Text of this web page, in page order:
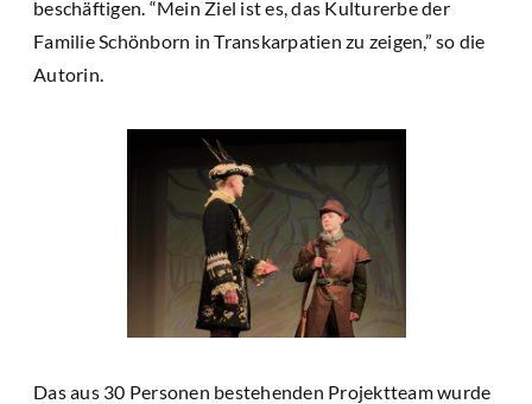
beschäftigen. “Mein Ziel ist es, das Kulturerbe der
Familie Schönborn in Transkarpatien zu zeigen,” so die
Autorin.
Das aus 30 Personen bestehenden Projektteam wurde